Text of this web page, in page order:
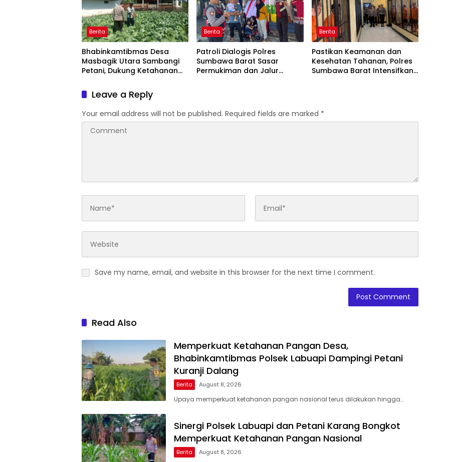
Berita
Bhabinkamtibmas Desa
Masbagik Utara Sambangi
Petani, Dukung Ketahanan
Pangan
Berita
Patroli Dialogis Polres
Sumbawa Barat Sasar
Permukiman dan Jalur
Berita
Pastikan Keamanan dan
Kesehatan Tahanan, Polres
Sumbawa Barat Intensifkan
Leave a Reply
Your email address will not be published. Required fields are marked *
Save my name, email, and website in this browser for the next time I comment.
Read Also
Memperkuat Ketahanan Pangan Desa,
Bhabinkamtibmas Polsek Labuapi Dampingi Petani
Kuranji Dalang
Berita August 8, 2026
Upaya memperkuat ketahanan pangan nasional terus dilakukan hingga…
Sinergi Polsek Labuapi dan Petani Karang Bongkot
Memperkuat Ketahanan Pangan Nasional
Berita August 8, 2026